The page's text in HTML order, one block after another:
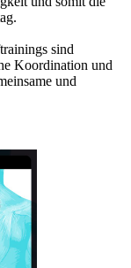
sind
Koordination und
und